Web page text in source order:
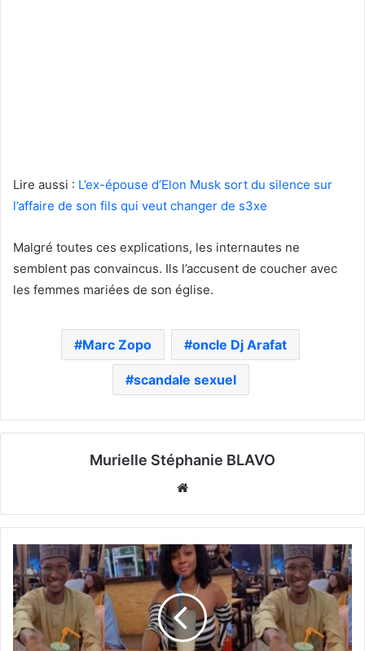
Lire aussi : L’ex-épouse d’Elon Musk sort du silence sur
l’affaire de son fils qui veut changer de s3xe
Malgré toutes ces explications, les internautes ne
semblent pas convaincus. Ils l’accusent de coucher avec
les femmes mariées de son église.
Marc Zopo oncle Dj Arafat
scandale sexuel
Murielle Stéphanie BLAVO